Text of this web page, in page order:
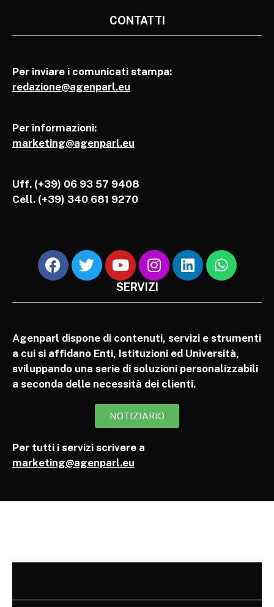
CONTATTI
Per inviare i comunicati stampa:
redazione@agenparl.eu
Per informazioni:
marketing@agenparl.eu
Uff. (+39) 06 93 57 9408
Cell. (+39) 340 681 9270
SERVIZI
Agenparl dispone di contenuti, servizi e strumenti
a cui si affidano Enti, Istituzioni ed Università,
sviluppando una serie di soluzioni personalizzabili
a seconda delle necessità dei clienti.
NOTIZIARIO
Per tutti i servizi scrivere a
marketing@agenparl.eu